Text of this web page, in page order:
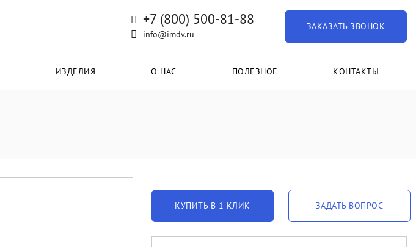
+7 (800) 500-81-88
info@imdv.ru
ЗАКАЗАТЬ ЗВОНОК
ИЗДЕЛИЯ О НАС ПОЛЕЗНОЕ КОНТАКТЫ
КУПИТЬ В 1 КЛИК ЗАДАТЬ ВОПРОС